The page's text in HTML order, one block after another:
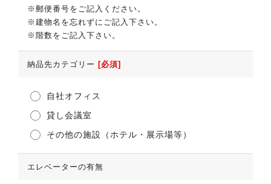
※郵便番号をご記入ください。
※建物名を忘れずにご記入下さい。
※階数をご記入下さい。
納品先カテゴリー [必須]
自社オフィス
貸し会議室
その他の施設（ホテル・展示場等）
エレベーターの有無